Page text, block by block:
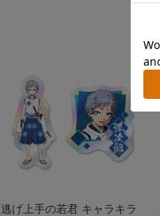
逃げ上手の若君 キャラキラ